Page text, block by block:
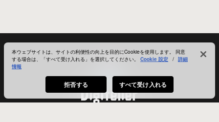
本ウェブサイトは、サイトの利便性の向上を目的にCookieを使用します。 同意
する場合は、「すべて受け入れる」を選択してください。 Cookie 設定 / 詳細
情報
拒否する すべて受け入れる